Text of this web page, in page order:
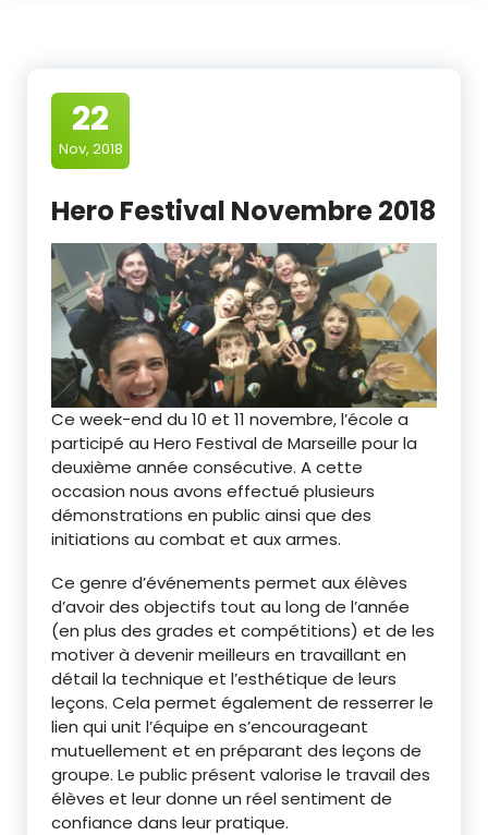
22
Nov, 2018
Hero Festival Novembre 2018
Ce week-end du 10 et 11 novembre, l’école a
participé au Hero Festival de Marseille pour la
deuxième année consécutive. A cette
occasion nous avons effectué plusieurs
démonstrations en public ainsi que des
initiations au combat et aux armes.
Ce genre d’événements permet aux élèves
d’avoir des objectifs tout au long de l’année
(en plus des grades et compétitions) et de les
motiver à devenir meilleurs en travaillant en
détail la technique et l’esthétique de leurs
leçons. Cela permet également de resserrer le
lien qui unit l’équipe en s’encourageant
mutuellement et en préparant des leçons de
groupe. Le public présent valorise le travail des
élèves et leur donne un réel sentiment de
confiance dans leur pratique.